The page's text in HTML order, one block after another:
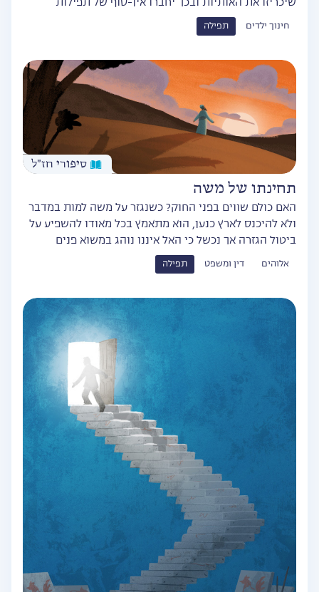
שיכריזו את האותיות ובכך יחברו אין-סוף של תפילות
חינוך ילדים תפילה
סיפורי חז״ל
תחינתו של משה
האם כולם שווים בפני החוק? כשנגזר על משה למות במדבר
ולא להיכנס לארץ כנען, הוא מתאמץ בכל מאודו להשפיע על
ביטול הגזרה אך נכשל כי האל איננו נוהג במשוא פנים
אלוהים דין ומשפט תפילה